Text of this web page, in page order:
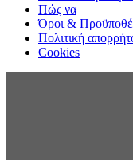
Πώς να
Όροι &
Πολιτική
Cookies